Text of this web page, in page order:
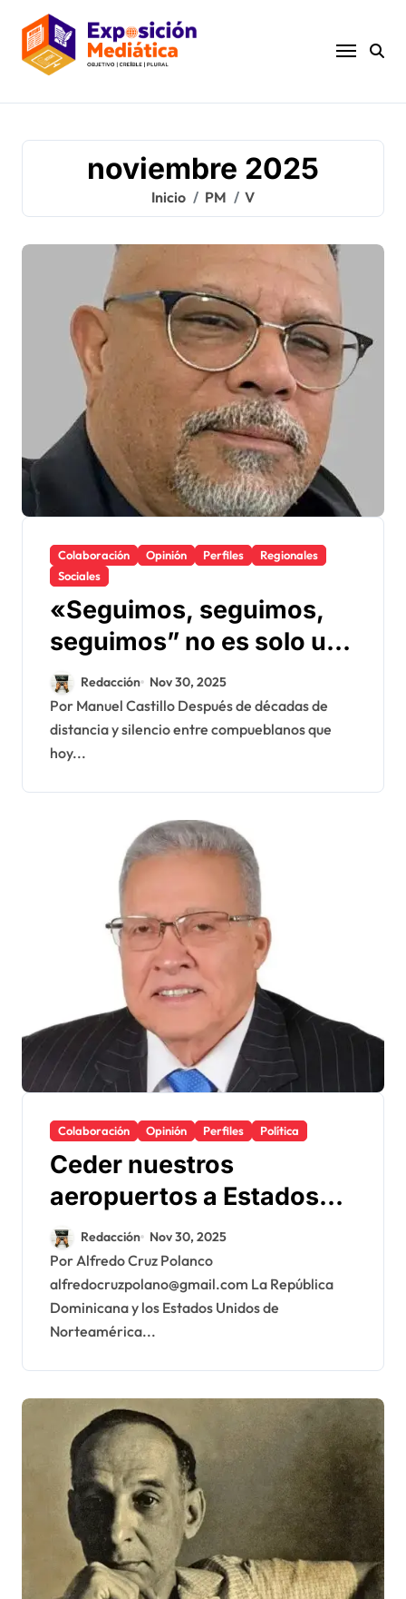
contenido
noviembre 2025
Inicio PM V
Colaboración Opinión Perfiles
Regionales
Sociales
«Seguimos, seguimos,
seguimos” no es solo un
eslogan: es el latido de
un pueblo que se
reencuentra consigo
mismo en el Parque
Duarte de La Romana
Redacción Nov 30, 2025
Por Manuel Castillo Después de décadas de
distancia y silencio entre compueblanos que
hoy...
Colaboración Opinión Perfiles Política
Ceder nuestros
aeropuertos a Estados
Unidos para operaciones
militares es renunciar a
nuestra soberanía
Redacción Nov 30, 2025
Por Alfredo Cruz Polanco
alfredocruzpolano@gmail.com La República
Dominicana y los Estados Unidos de
Norteamérica...